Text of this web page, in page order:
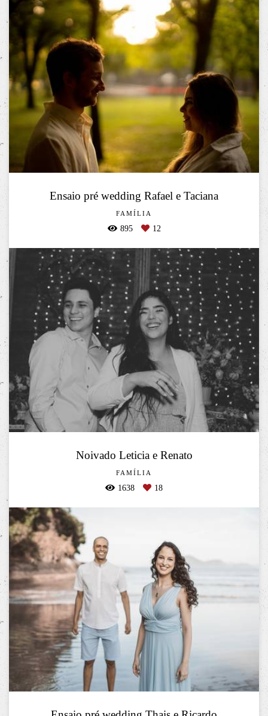
Ensaio pré wedding Rafael e Taciana
FAMÍLIA
895 12
Noivado Leticia e Renato
FAMÍLIA
1638 18